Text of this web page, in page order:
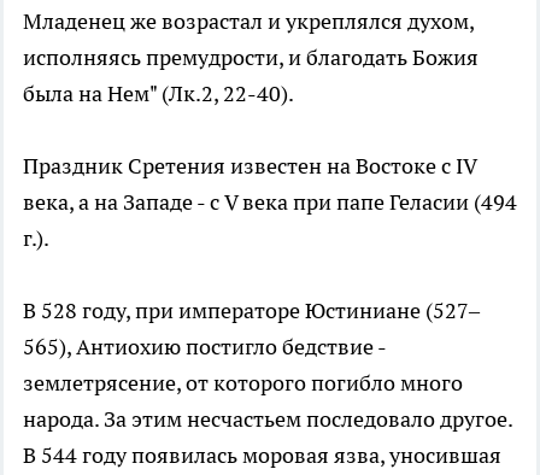
Младенец же возрастал и укреплялся духом,
исполняясь премудрости, и благодать Божия
была на Нем" (Лк.2, 22-40).
Праздник Сретения известен на Востоке с IV
века, а на Западе - с V века при папе Геласии (494
г.).
В 528 году, при императоре Юстиниане (527–
565), Антиохию постигло бедствие -
землетрясение, от которого погибло много
народа. За этим несчастьем последовало другое.
В 544 году появилась моровая язва, уносившая